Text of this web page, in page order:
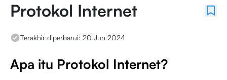
Protokol Internet
Terakhir diperbarui: 20 Jun 2024
Apa itu Protokol Internet?